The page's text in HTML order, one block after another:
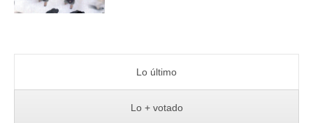
Lo último
Lo + votado